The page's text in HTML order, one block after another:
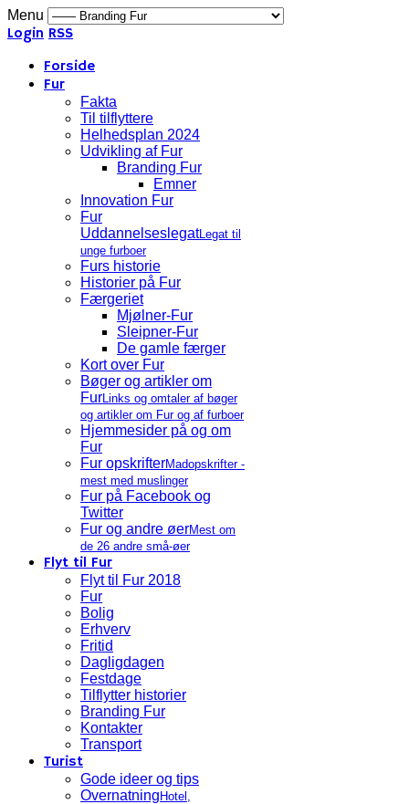
Menu
Login RSS
Forside
Fur
Fakta
Til tilflyttere
Helhedsplan 2024
Udvikling af Fur
Branding Fur
Emner
Innovation Fur
Fur
UddannelseslegatLegat til
unge furboer
Furs historie
Historier på Fur
Færgeriet
Mjølner-Fur
Sleipner-Fur
De gamle færger
Kort over Fur
Bøger og artikler om
FurLinks og omtaler af bøger
og artikler om Fur og af furboer
Hjemmesider på og om
Fur
Fur opskrifterMadopskrifter -
mest med muslinger
Fur på Facebook og
Twitter
Fur og andre øerMest om
de 26 andre små-øer
Flyt til Fur
Flyt til Fur 2018
Fur
Bolig
Erhverv
Fritid
Dagligdagen
Festdage
Tilflytter historier
Branding Fur
Kontakter
Transport
Turist
Gode ideer og tips
Overnatning Hotel,